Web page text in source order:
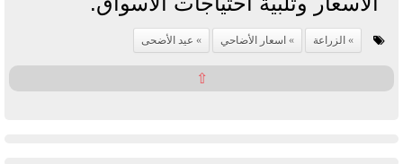
الزراعة اسعار الأضاحي عيد الأضحى
⇧